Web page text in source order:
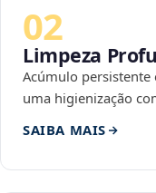
02
Limpeza
Acúmulo persistente
uma higienização
SAIBA MAIS